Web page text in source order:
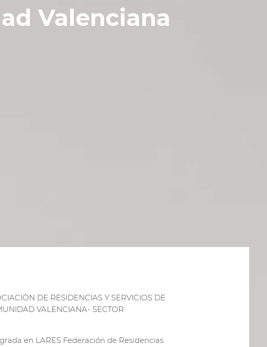
Valenciana
DE RESIDENCIAS Y SERVICIOS DE
VALENCIANA- SECTOR
en LARES Federación de Residencias